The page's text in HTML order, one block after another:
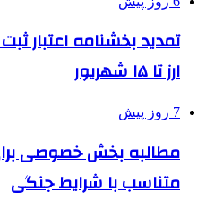
تمدید بخشنامه اعتبار
ارز تا ۱۵ شهریور
7 روز پیش
مطالبه بخش خصوصی
متناسب با شرایط جنگی